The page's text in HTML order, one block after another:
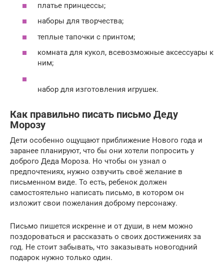
платье принцессы;
наборы для творчества;
теплые тапочки с принтом;
комната для кукол, всевозможные аксессуары к
ним;
набор для изготовления игрушек.
Как правильно писать письмо Деду
Морозу
Дети особенно ощущают приближение Нового года и
заранее планируют, что бы они хотели попросить у
доброго Деда Мороза. Но чтобы он узнал о
предпочтениях, нужно озвучить своё желание в
письменном виде. То есть, ребенок должен
самостоятельно написать письмо, в котором он
изложит свои пожелания доброму персонажу.
Письмо пишется искренне и от души, в нем можно
поздороваться и рассказать о своих достижениях за
год. Не стоит забывать, что заказывать новогодний
подарок нужно только один.